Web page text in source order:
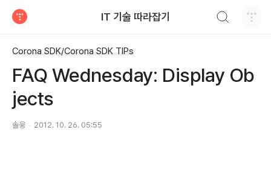
IT 기술 따라잡기
Corona SDK/Corona SDK TIPs
FAQ Wednesday: Display Ob
jects
솔웅 2012. 10. 26. 05:55